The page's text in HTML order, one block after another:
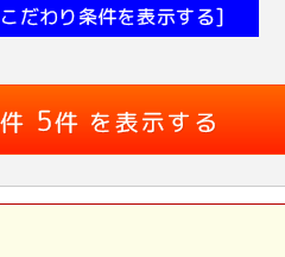
だわり条件を表示する]
5件 を表示する